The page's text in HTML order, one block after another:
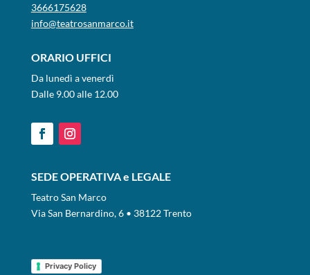
3666175628
info@teatrosanmarco.it
ORARIO UFFICI
Da lunedì a venerdì
Dalle 9.00 alle 12.00
SEDE OPERATIVA e LEGALE
Teatro San Marco
Via San Bernardino, 6 • 38122 Trento
Privacy Policy